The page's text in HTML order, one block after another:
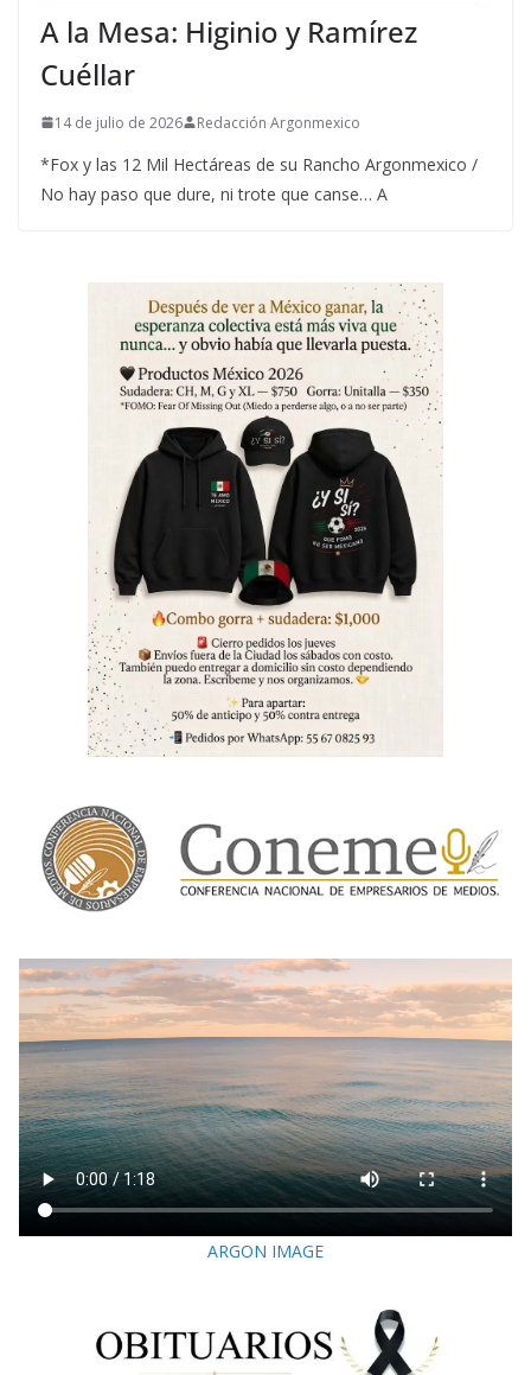
A la Mesa: Higinio y Ramírez
Cuéllar
14 de julio de 2026 Redacción Argonmexico
*Fox y las 12 Mil Hectáreas de su Rancho Argonmexico /
No hay paso que dure, ni trote que canse… A
ARGON IMAGE